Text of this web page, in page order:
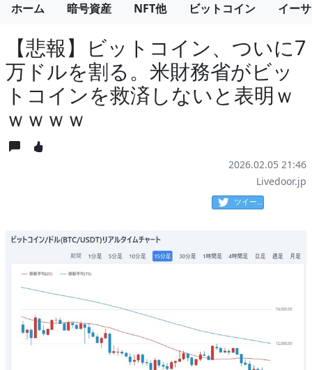
ホーム 暗号資産 NFT他 ビットコイン イー
【悲報】ビットコイン、ついに7
万ドルを割る。米財務省がビッ
トコインを救済しないと表明ｗ
ｗｗｗｗ
2026.02.05 21:46
Livedoor.jp
ツイート